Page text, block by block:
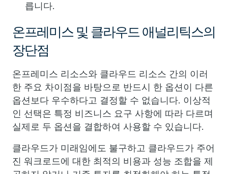
릅니다.
온프레미스 및 클라우드 애널리틱스의
장단점
온프레미스 리소스와 클라우드 리소스 간의 이러
한 주요 차이점을 바탕으로 반드시 한 옵션이 다른
옵션보다 우수하다고 결정할 수 없습니다. 이상적
인 선택은 특정 비즈니스 요구 사항에 따라 다르며
실제로 두 옵션을 결합하여 사용할 수 있습니다.
클라우드가 미래임에도 불구하고 클라우드가 주어
진 워크로드에 대한 최적의 비용과 성능 조합을 제